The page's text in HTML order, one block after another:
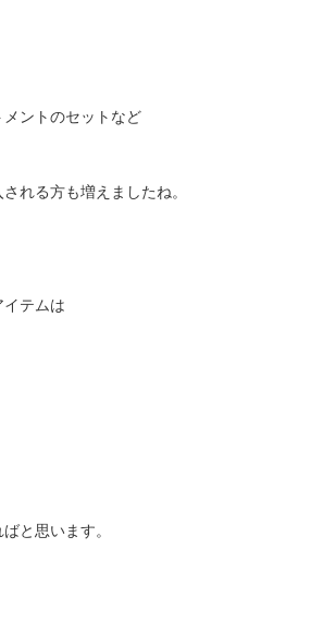
ントのセットなど
れる方も増えましたね。
テムは
と思います。